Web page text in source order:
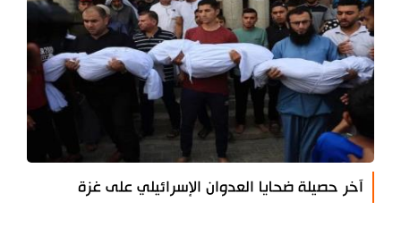
آخر حصيلة ضحايا العدوان الإسرائيلي على غزة